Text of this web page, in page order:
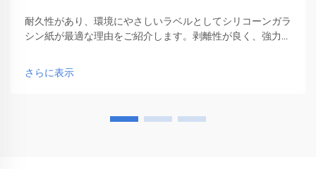
耐久性があり、環境にやさしいラベルとしてシリコーンガラ
シン紙が最適な理由をご紹介します。剥離性が良く、強力な
さらに表示